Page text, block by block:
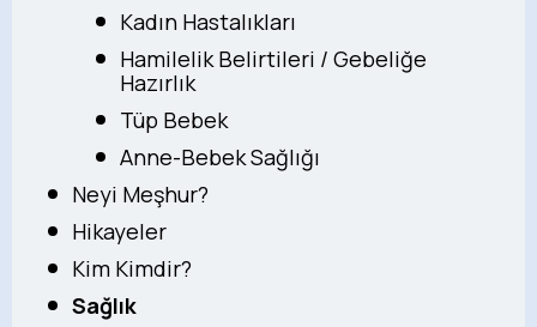
Kadın Hastalıkları
Hamilelik Belirtileri / Gebeliğe
Hazırlık
Tüp Bebek
Anne-Bebek Sağlığı
Neyi Meşhur?
Hikayeler
Kim Kimdir?
Sağlık